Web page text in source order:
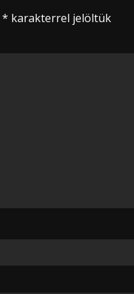
* karakterrel jelöltük